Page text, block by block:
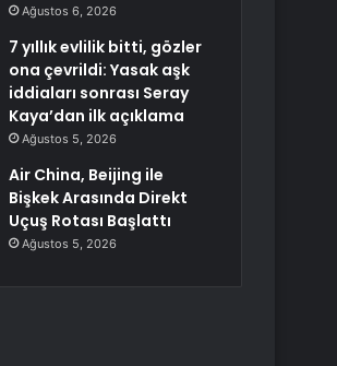
Ağustos 6, 2026
7 yıllık evlilik bitti, gözler
ona çevrildi: Yasak aşk
iddiaları sonrası Seray
Kaya’dan ilk açıklama
Ağustos 5, 2026
Air China, Beijing ile
Bişkek Arasında Direkt
Uçuş Rotası Başlattı
Ağustos 5, 2026